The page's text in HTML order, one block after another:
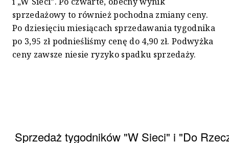
sprzedażowy to również pochodna zmiany ceny.
Po dziesięciu miesiącach sprzedawania tygodnika
po 3,95 zł podnieśliśmy cenę do 4,90 zł. Podwyżka
ceny zawsze niesie ryzyko spadku sprzedaży.